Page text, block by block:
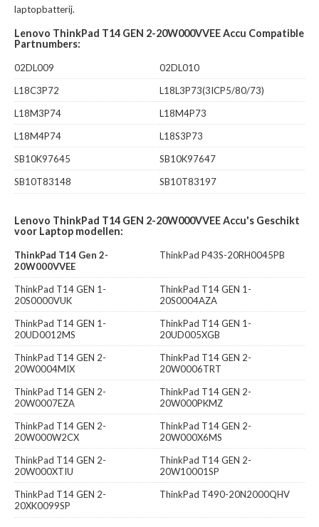
laptopbatterij.
Lenovo ThinkPad T14 GEN 2-20W000VVEE Accu Compatible
Partnumbers:
02DL009
02DL010
L18C3P72
L18L3P73(3ICP5/80/73)
L18M3P74
L18M4P73
L18M4P74
L18S3P73
SB10K97645
SB10K97647
SB10T83148
SB10T83197
Lenovo ThinkPad T14 GEN 2-20W000VVEE Accu's Geschikt
voor Laptop modellen:
ThinkPad T14 Gen 2-
20W000VVEE
ThinkPad P43S-20RH0045PB
ThinkPad T14 GEN 1-
20S0000VUK
ThinkPad T14 GEN 1-
20S0004AZA
ThinkPad T14 GEN 1-
20UD0012MS
ThinkPad T14 GEN 1-
20UD005XGB
ThinkPad T14 GEN 2-
20W0004MIX
ThinkPad T14 GEN 2-
20W0006TRT
ThinkPad T14 GEN 2-
20W0007EZA
ThinkPad T14 GEN 2-
20W000PKMZ
ThinkPad T14 GEN 2-
20W000W2CX
ThinkPad T14 GEN 2-
20W000X6MS
ThinkPad T14 GEN 2-
20W000XTIU
ThinkPad T14 GEN 2-
20W10001SP
ThinkPad T14 GEN 2-
20XK0099SP
ThinkPad T490-20N2000QHV